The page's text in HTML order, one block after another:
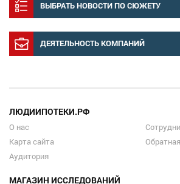
ВЫБРАТЬ НОВОСТИ ПО СЮЖЕТУ
ДЕЯТЕЛЬНОСТЬ КОМПАНИЙ
ЛЮДИИПОТЕКИ.РФ
О нас
Карта сайта
Аудитория
МАГАЗИН ИССЛЕДОВАНИЙ